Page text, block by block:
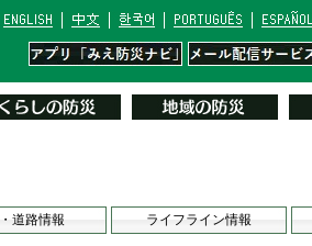
道路情報 ライフライン情報